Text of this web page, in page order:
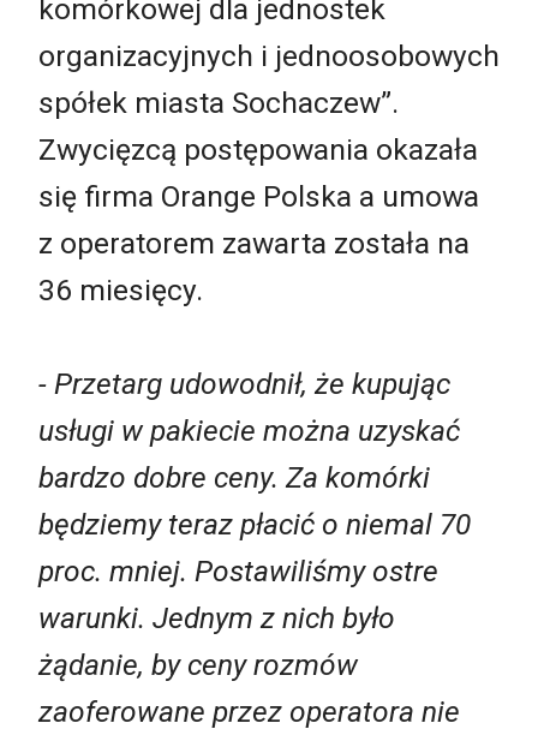
komórkowej dla jednostek
organizacyjnych i jednoosobowych
spółek miasta Sochaczew”.
Zwycięzcą postępowania okazała
się firma Orange Polska a umowa
z operatorem zawarta została na
36 miesięcy.
- Przetarg udowodnił, że kupując
usługi w pakiecie można uzyskać
bardzo dobre ceny. Za komórki
będziemy teraz płacić o niemal 70
proc. mniej. Postawiliśmy ostre
warunki. Jednym z nich było
żądanie, by ceny rozmów
zaoferowane przez operatora nie